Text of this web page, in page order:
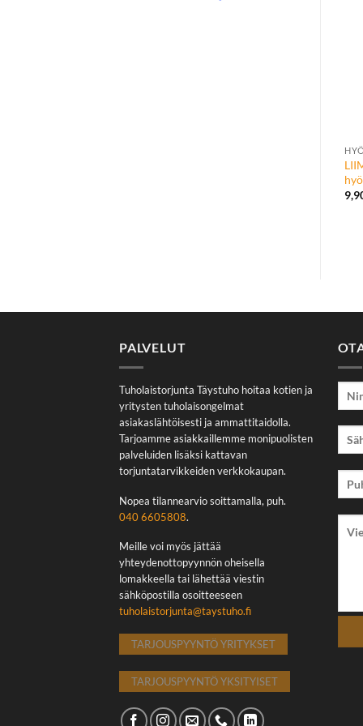
PALVELUT
Tuholaistorjunta Täystuho hoitaa kotien ja
yritysten tuholaisongelmat
asiakaslähtöisesti ja ammattitaidolla.
Tarjoamme asiakkaillemme monipuolisten
palveluiden lisäksi kattavan
torjuntatarvikkeiden verkkokaupan.
Nopea tilannearvio soittamalla, puh.
040 6605808.
Meille voi myös jättää
yhteydenottopyynnön oheisella
lomakkeella tai lähettää viestin
sähköpostilla osoitteeseen
tuholaistorjunta@taystuho.fi
TARJOUSPYYNTÖ YRITYKSET
TARJOUSPYYNTÖ YKSITYISET